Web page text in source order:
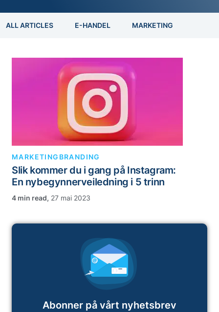
ALL ARTICLES E-HANDEL MARKETING
MARKETING BRANDING
Slik kommer du i gang på Instagram:
En nybegynnerveiledning i 5 trinn
, 27 mai 2023
Abonner på vårt nyhetsbrev